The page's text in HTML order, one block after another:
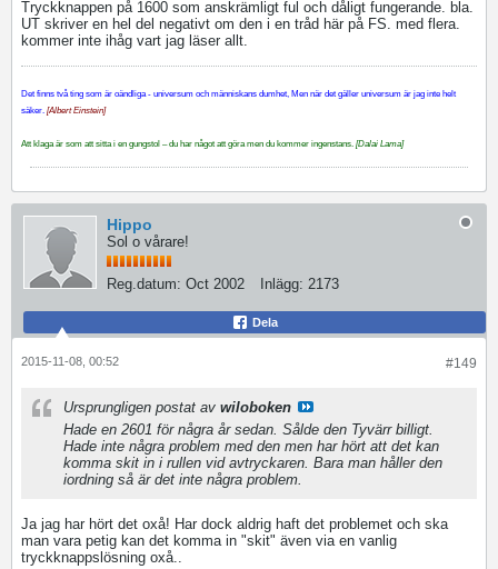
Tryckknappen på 1600 som anskrämligt ful och dåligt fungerande. bla.
UT skriver en hel del negativt om den i en tråd här på FS. med flera.
kommer inte ihåg vart jag läser allt.
Det finns två ting som är oändliga - universum och människans dumhet, Men när det gäller universum är jag inte helt
säker. [Albert Einstein]
Att klaga är som att sitta i en gungstol – du har något att göra men du kommer ingenstans. [Dalai Lama]
Hippo
Sol o vårare!
Reg.datum: Oct 2002 Inlägg: 2173
Dela
#149
2015-11-08, 00:52
Ursprungligen postat av wiloboken
Hade en 2601 för några år sedan. Sålde den Tyvärr billigt.
Hade inte några problem med den men har hört att det kan
komma skit in i rullen vid avtryckaren. Bara man håller den
iordning så är det inte några problem.
Ja jag har hört det oxå! Har dock aldrig haft det problemet och ska
man vara petig kan det komma in "skit" även via en vanlig
tryckknappslösning oxå..